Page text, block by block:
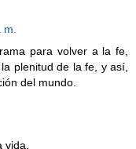
para volver a la fe,
plenitud de la fe, y así,
del mundo.